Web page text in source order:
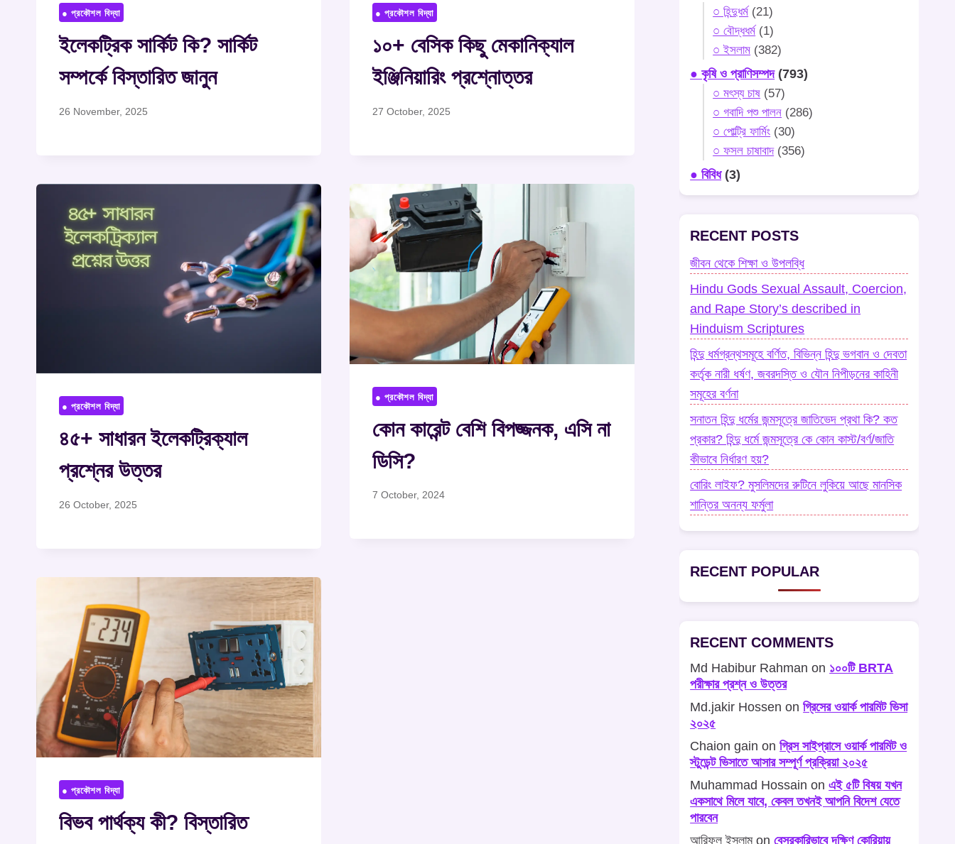
● প্রকৌশল বিদ্যা
ইলেকট্রিক সার্কিট কি? সার্কিট
সম্পর্কে বিস্তারিত জানুন
26 November, 2025
● প্রকৌশল বিদ্যা
১০+ বেসিক কিছু মেকানিক্যাল
ইঞ্জিনিয়ারিং প্রশ্নোত্তর
27 October, 2025
● প্রকৌশল বিদ্যা
৪৫+ সাধারন ইলেকট্রিক্যাল
প্রশ্নের উত্তর
26 October, 2025
● প্রকৌশল বিদ্যা
কোন কারেন্ট বেশি বিপজ্জনক, এসি না
ডিসি?
7 October, 2024
● প্রকৌশল বিদ্যা
বিভব পার্থক্য কী? বিস্তারিত
○ হিন্দুধর্ম(21)
○ বৌদ্ধধর্ম(1)
○ ইসলাম (382)
● কৃষি ও প্রাণিসম্পদ(793)
○ মৎস্য চাষ (57)
○ গবাদি পশু পালন (286)
○ পোল্ট্রি ফার্মিং (30)
○ ফসল চাষাবাদ(356)
● বিবিধ(3)
RECENT POSTS
জীবন থেকে শিক্ষা ও উপলব্ধি
Hindu Gods Sexual Assault, Coercion,
and Rape Story’s described in
Hinduism Scriptures
হিন্দু ধর্মগ্রন্থসমূহে বর্ণিত, বিভিন্ন হিন্দু ভগবান ও দেবতা
কর্তৃক নারী ধর্ষণ, জবরদস্তি ও যৌন নিপীড়নের কাহিনী
সমূহের বর্ণনা
সনাতন হিন্দু ধর্মের জন্মসূত্রে জাতিভেদ প্রথা কি? কত
প্রকার? হিন্দু ধর্মে জন্মসূত্রে কে কোন কাস্ট/বর্ণ/জাতি
কীভাবে নির্ধারণ হয়?
বোরিং লাইফ? মুসলিমদের রুটিনে লুকিয়ে আছে মানসিক
শান্তির অনন্য ফর্মুলা
RECENT POPULAR
RECENT COMMENTS
Md Habibur Rahman on ১০০টি BRTA
পরীক্ষার প্রশ্ন ও উত্তর
Md.jakir Hossen onগ্রিসের ওয়ার্ক পারমিট ভিসা
২০২৫
Chaion gain onগ্রিস সাইপ্রাসে ওয়ার্ক পারমিট ও
স্টুডেন্ট ভিসাতে আসার সম্পূর্ণ প্রক্রিয়া ২০২৫
Muhammad Hossain onএই ৫টি বিষয় যখন
একসাথে মিলে যাবে, কেবল তখনই আপনি বিদেশ যেতে
পারবেন
আরিফুল ইসলামonবেসরকারিভাবে দক্ষিণ কোরিয়ায়